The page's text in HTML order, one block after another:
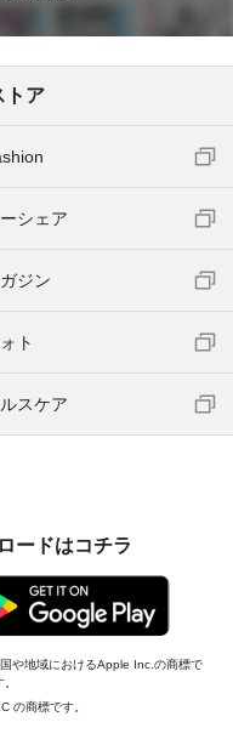
トア
シェア
ジン
ト
スケア
ードはコチラ
や地域におけるApple Inc.の商標で
の商標です。